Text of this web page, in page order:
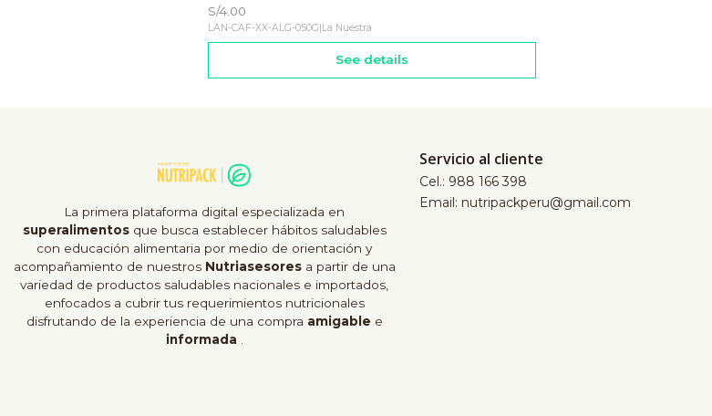
S/4.00
LAN-CAF-XX-ALG-050G|La Nuestra
See details
La primera plataforma digital especializada en
superalimentosque busca establecer hábitos saludables
con educación alimentaria por medio de orientación y
acompañamiento de nuestros Nutriasesores a partir de una
variedad de productos saludables nacionales e importados,
enfocados a cubrir tus requerimientos nutricionales
disfrutando de la experiencia de una compra amigable e
informada
Servicio al cliente
Cel.: 988 166 398
Email: nutripackperu@gmail.com